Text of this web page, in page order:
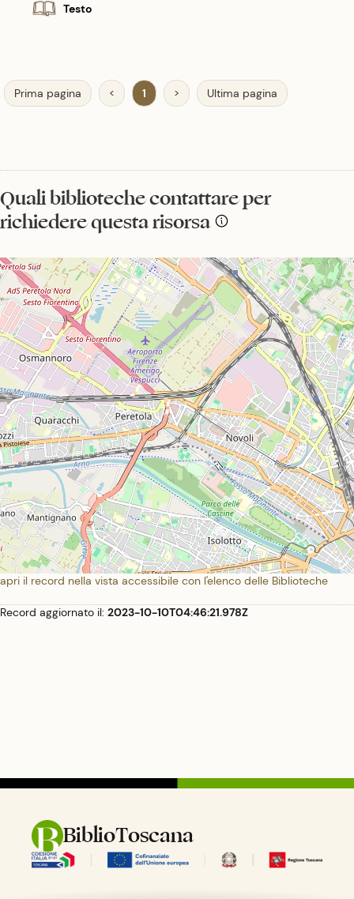
Testo
Prima pagina < 1 > Ultima pagina
Quali biblioteche contattare per
richiedere questa risorsa
apri il record nella vista accessibile con l'elenco delle Biblioteche
Record aggiornato il: 2023-10-10T04:46:21.978Z
BiblioToscana